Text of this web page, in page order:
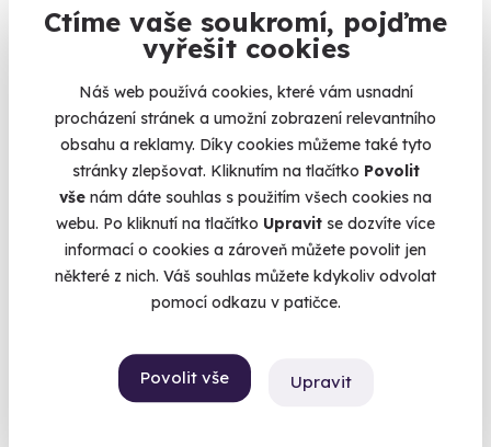
Ctíme vaše soukromí, pojďme
vyřešit cookies
Náš web používá cookies, které vám usnadní
procházení stránek a umožní zobrazení relevantního
obsahu a reklamy. Díky cookies můžeme také tyto
stránky zlepšovat. Kliknutím na tlačítko Povolit
vše nám dáte souhlas s použitím všech cookies na
webu. Po kliknutí na tlačítko Upravit se dozvíte více
informací o cookies a zároveň můžete povolit jen
některé z nich. Váš souhlas můžete kdykoliv odvolat
pomocí odkazu v patičce.
Povolit vše Upravit
8.0(1)
budoucnosti
Vaše mise: zachránit pivo.
Ústí nad Labem
(+ 12 dalších lokalit)
1 190 Kč
Volný termín už 09. 08. 2026